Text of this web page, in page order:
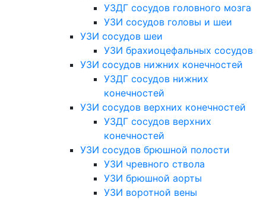
УЗДГ сосудов головного мозга
УЗИ сосудов головы и шеи
УЗИ сосудов шеи
УЗИ брахиоцефальных сосудов
УЗИ сосудов нижних конечностей
УЗДГ сосудов нижних
конечностей
УЗИ сосудов верхних конечностей
УЗДГ сосудов верхних
конечностей
УЗИ сосудов брюшной полости
УЗИ чревного ствола
УЗИ брюшной аорты
УЗИ воротной вены